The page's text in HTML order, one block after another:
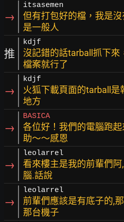
→
itsasemen
但有打包好的檔，我是
是一般人
推
kdjf
沒記錯的話tarball抓下來
檔案就行了
→
kdjf
火狐下載頁面的tarball
地方
→
BASICA
各位好！我們的電腦跑
助～～感恩
→
leolarrel
看來樓主是我的前輩們
腦.話說
→
leolarrel
前輩們應該是有底子的,
那台機子